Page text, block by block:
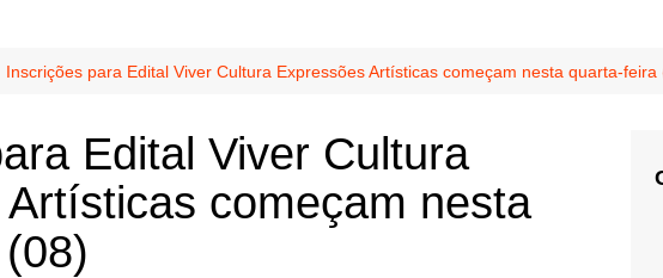
Inscrições para Edital Viver Cultura Expressões Artísticas começam nesta quarta-feira
Edital Viver Cultura
começam nesta